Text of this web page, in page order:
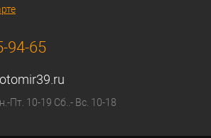
94-65
Пт. 10-19 Сб..- Вс. 10-18